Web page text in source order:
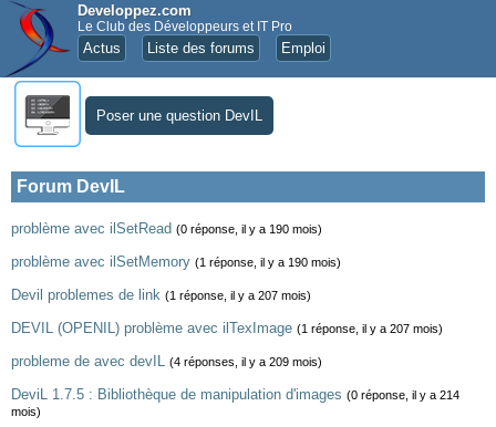
Developpez.com
Le Club des Développeurs et IT Pro
Actus Liste des forums Emploi
Poser une question DevIL
Forum DevIL
problème avec ilSetRead (0 réponse, il y a 190 mois)
problème avec ilSetMemory (1 réponse, il y a 190 mois)
Devil problemes de link (1 réponse, il y a 207 mois)
DEVIL (OPENIL) problème avec ilTexImage (1 réponse, il y a 207 mois)
probleme de avec devIL (4 réponses, il y a 209 mois)
DeviL 1.7.5 : Bibliothèque de manipulation d'images (0 réponse, il y a 214
mois)